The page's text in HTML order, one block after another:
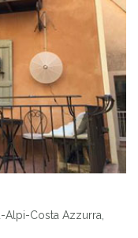
Alpi-Costa Azzurra,